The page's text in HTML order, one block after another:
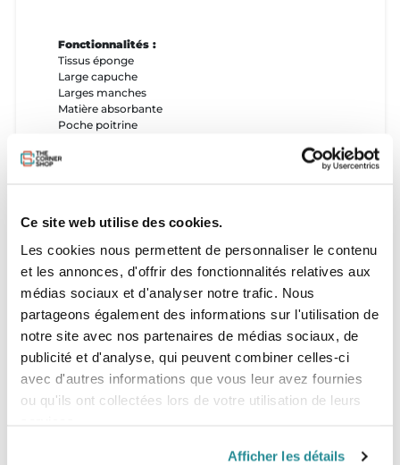
Ce site web utilise des cookies.
Les cookies nous permettent de personnaliser le contenu
et les annonces, d'offrir des fonctionnalités relatives aux
médias sociaux et d'analyser notre trafic. Nous
partageons également des informations sur l'utilisation de
notre site avec nos partenaires de médias sociaux, de
publicité et d'analyse, qui peuvent combiner celles-ci
avec d'autres informations que vous leur avez fournies
ou qu'ils ont collectées lors de votre utilisation de leurs
Afficher les détails
Fonctionnalités :
Tissus éponge
Large capuche
Larges manches
Matière absorbante
Poche poitrine
Imprimé original
Polyester (50%)
TU